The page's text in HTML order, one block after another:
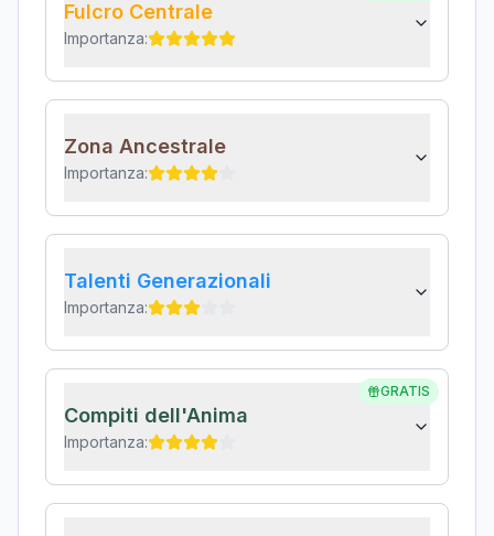
Fulcro Centrale
Importanza:
Zona Ancestrale
Importanza:
Talenti Generazionali
Importanza:
GRATIS
Compiti dell'Anima
Importanza: